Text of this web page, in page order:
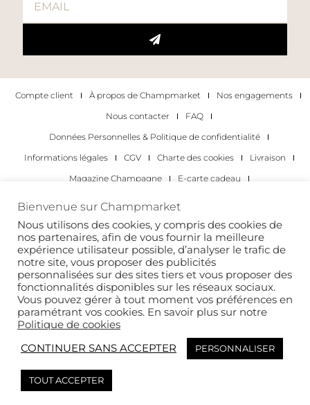
Compte client À propos de Champmarket
Nos engagements
Nous contacter
FAQ
Données Personnelles & Politique de confidentialité
Informations légales
CGV Charte des cookies
Livraison
Magazine Champagne
E-carte cadeau
Les occasions pour déguster du champagne
Pour les particuliers
Pour les entreprises
Copyright 2022 © tous droits réservés. Champmarket.
Bienvenue sur Champmarket
Nous utilisons des cookies, y compris des cookies de
nos partenaires, afin de vous fournir la meilleure
expérience utilisateur possible, d’analyser le trafic de
notre site, vous proposer des publicités
personnalisées sur des sites tiers et vous proposer des
fonctionnalités disponibles sur les réseaux sociaux.
Vous pouvez gérer à tout moment vos préférences en
paramétrant vos cookies. En savoir plus sur notre
Politique de cookies
CONTINUER SANS ACCEPTER
PERSONNALISER
TOUT ACCEPTER